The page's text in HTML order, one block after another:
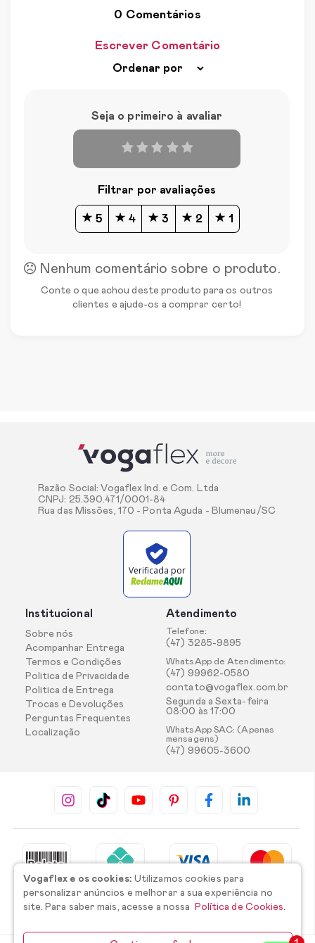
0 Comentários
Escrever Comentário
Seja o primeiro à avaliar
Filtrar por avaliações
5 4 3 2 1
Nenhum comentário sobre o produto.
Conte o que achou deste produto para os outros
clientes e ajude-os a comprar certo!
Razão Social: Vogaflex Ind. e Com. Ltda
CNPJ: 25.390.471/0001-84
Rua das Missões, 170 - Ponta Aguda - Blumenau/SC
Verificada por
Institucional
Sobre nós
Acompanhar Entrega
Termos e Condições
Politica de Privacidade
Politica de Entrega
Trocas e Devoluções
Perguntas Frequentes
Localização
Atendimento
Telefone:
(47) 3285-9895
WhatsApp de Atendimento:
(47) 99962-0580
contato@vogaflex.com.br
Segunda a Sexta-feira
08:00 às 17:00
WhatsApp SAC: (Apenas
mensagens)
(47) 99605-3600
Vogaflex e os cookies: Utilizamos cookies para
personalizar anúncios e melhorar a sua experiência no
site. Para saber mais, acesse a nossa
Política de Cookies.